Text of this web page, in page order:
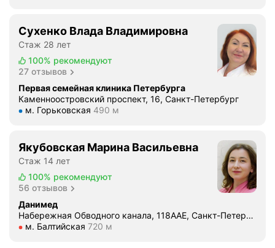
Сухенко Влада Владимировна
Стаж 28 лет
100% рекомендуют
27 отзывов
Первая семейная клиника Петербурга
Каменноостровский проспект, 16, Санкт-Петербург
Метро м. Горьковская Расстояние 490 м
м. Горьковская 490 м
Якубовская Марина Васильевна
Стаж 14 лет
100% рекомендуют
56 отзывов
Данимед
Набережная Обводного канала, 118ААЕ, Санкт-Петербург
Метро м. Балтийская Расстояние 720 м
м. Балтийская 720 м